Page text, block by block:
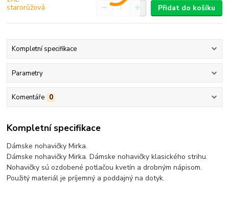
Přidat do košíku
Kompletní specifikace
Parametry
Komentáře 0
Kompletní specifikace
Dámske nohavičky Mirka.
Dámske nohavičky Mirka. Dámske nohavičky klasického strihu.
Nohavičky sú ozdobené potlačou kvetín a drobným nápisom.
Použitý materiál je príjemný a poddajný na dotyk.